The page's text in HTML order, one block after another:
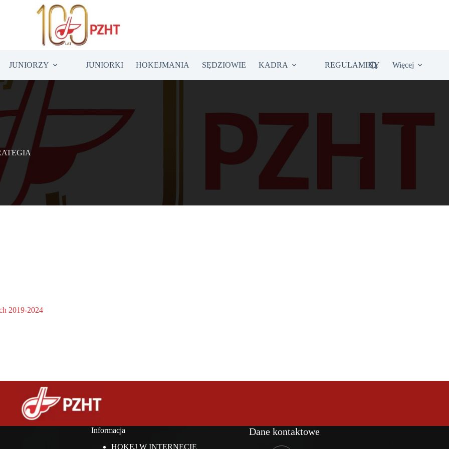
JUNIORZY JUNIORKI HOKEJMANIA SĘDZIOWIE KADRA REGULAMINY Więcej
2019-2024
Informacja
HOKEJ W INTERNECIE
Dane kontaktowe